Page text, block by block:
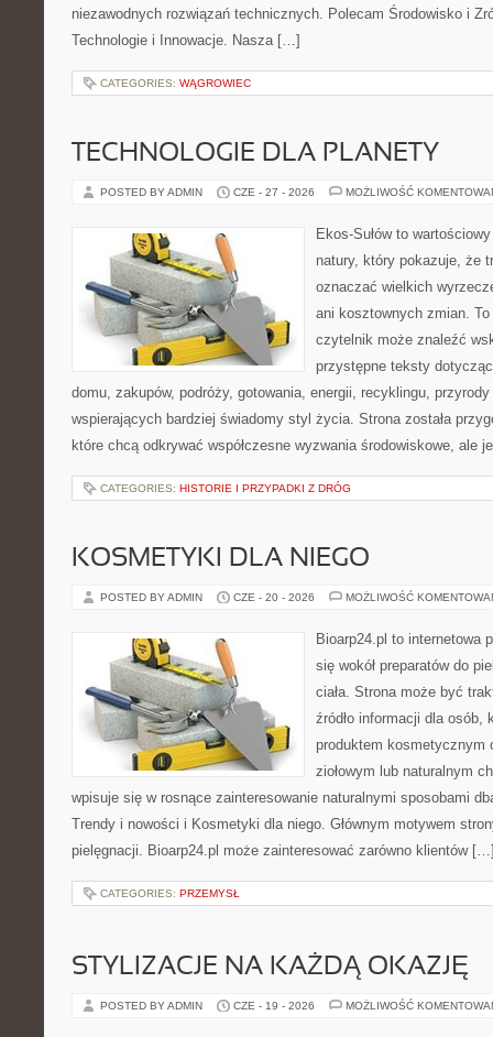
niezawodnych rozwiązań technicznych. Polecam Środowisko i
Technologie i Innowacje. Nasza […]
CATEGORIES: WĄGROWIEC
TECHNOLOGIE DLA PLANETY
POSTED BY ADMIN CZE - 27 - 2026 MOŻLIWOŚĆ
Ekos-Sułów to
natury, który pokazuje, że
oznaczać wielkich
ani kosztownych zmian.
czytelnik może znaleźć
przystępne teksty
domu, zakupów, podróży, gotowania, energii, recyklingu,
wspierających bardziej świadomy styl życia. Strona została
które chcą odkrywać współczesne wyzwania środowiskowe, ale
CATEGORIES: HISTORIE I PRZYPADKI Z DRÓG
KOSMETYKI DLA NIEGO
POSTED BY ADMIN CZE - 20 - 2026 MOŻLIWOŚĆ
Bioarp24.pl to internetowa
się wokół preparatów do
ciała. Strona może być
źródło informacji dla osób,
produktem kosmetycznym
ziołowym lub naturalnym
wpisuje się w rosnące zainteresowanie naturalnymi sposobami
Trendy i nowości i Kosmetyki dla niego. Głównym motywem
pielęgnacji. Bioarp24.pl może zainteresować zarówno klientów
CATEGORIES: PRZEMYSŁ
STYLIZACJE NA KAŻDĄ OKAZJĘ
POSTED BY ADMIN CZE - 19 - 2026 MOŻLIWOŚĆ